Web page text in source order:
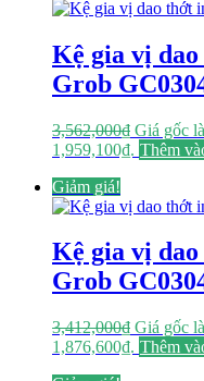
Kệ gia vị
Grob
3,562,000₫ Giá gốc
1,959,100₫. Thêm
Giảm giá!
Kệ gia vị
Grob
3,412,000₫ Giá gốc
1,876,600₫. Thêm